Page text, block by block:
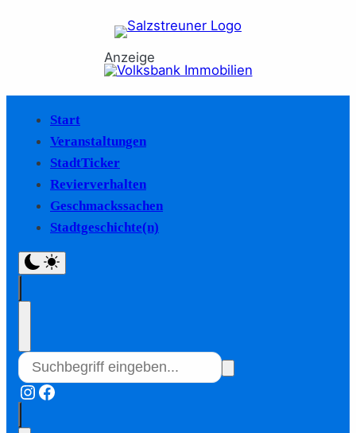
Anzeige
Start
Veranstaltungen
StadtTicker
Revierverhalten
Geschmackssachen
Stadtgeschichte(n)
Instagram
Facebook